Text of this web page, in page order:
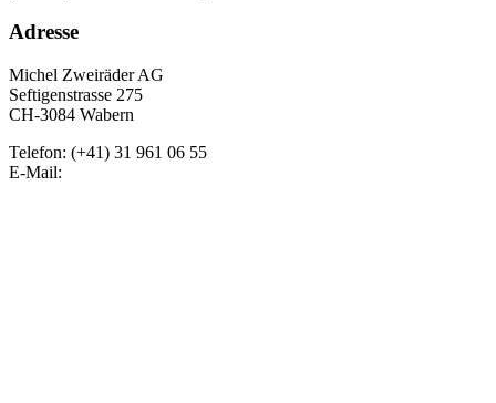
Adresse
Michel Zweiräder AG
Seftigenstrasse 275
CH-3084 Wabern
Telefon: (+41) 31 961 06 55
E-Mail: